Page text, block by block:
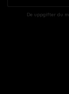
De uppgifter du